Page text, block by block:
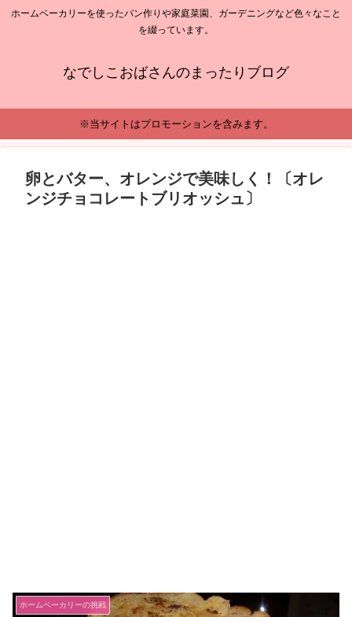
ホームベーカリーを使ったパン作りや家庭菜園、ガーデニングなど色々なこと
を綴っています。
なでしこおばさんのまったりブログ
※当サイトはプロモーションを含みます。
卵とバター、オレンジで美味しく！〔オレ
ンジチョコレートブリオッシュ〕
ホームベーカリーの挑戦